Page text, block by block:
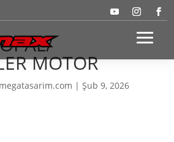
MOTOR
| Şub 9, 2026